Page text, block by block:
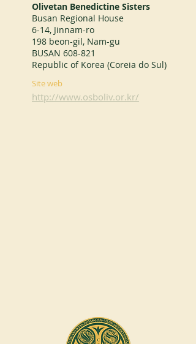
Olivetan Benedictine Sisters
Busan Regional House
6-14, Jinnam-ro
198 beon-gil, Nam-gu
BUSAN 608-821
Republic of Korea (Coreia do Sul)
Site web
http://www.osboliv.or.kr/